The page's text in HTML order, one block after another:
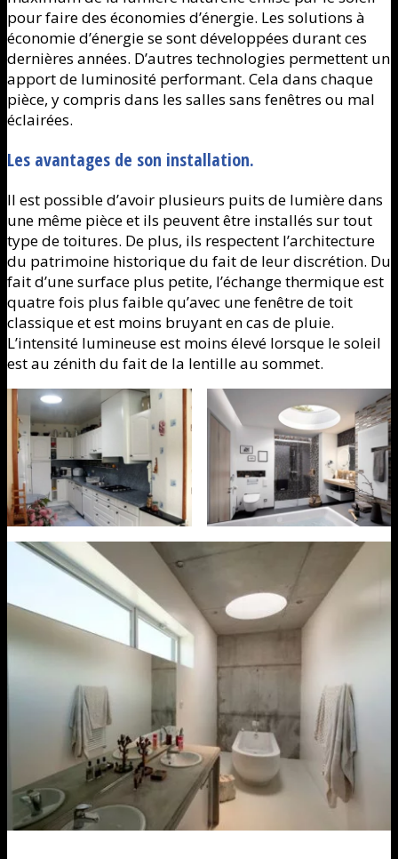
pour faire des économies d’énergie. Les solutions à
économie d’énergie se sont développées durant ces
dernières années. D’autres technologies permettent un
apport de luminosité performant. Cela dans chaque
pièce, y compris dans les salles sans fenêtres ou mal
éclairées.
Les avantages de son installation.
Il est possible d’avoir plusieurs puits de lumière dans
une même pièce et ils peuvent être installés sur tout
type de toitures. De plus, ils respectent l’architecture
du patrimoine historique du fait de leur discrétion. Du
fait d’une surface plus petite, l’échange thermique est
quatre fois plus faible qu’avec une fenêtre de toit
classique et est moins bruyant en cas de pluie.
L’intensité lumineuse est moins élevé lorsque le soleil
est au zénith du fait de la lentille au sommet.